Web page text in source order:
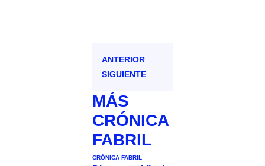
ANTERIOR
SIGUIENTE
MÁS
CRÓNICA
FABRIL
CRÓNICA FABRIL